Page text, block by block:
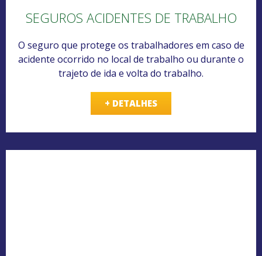
SEGUROS ACIDENTES DE TRABALHO
O seguro que protege os trabalhadores em caso de
acidente ocorrido no local de trabalho ou durante o
trajeto de ida e volta do trabalho.
+ DETALHES